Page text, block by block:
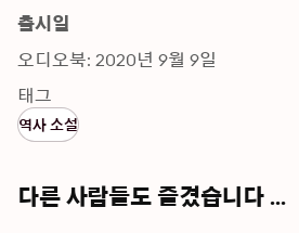
출시일
오디오북: 2020년 9월 9일
태그
역사 소설
다른 사람들도 즐겼습니다 ...